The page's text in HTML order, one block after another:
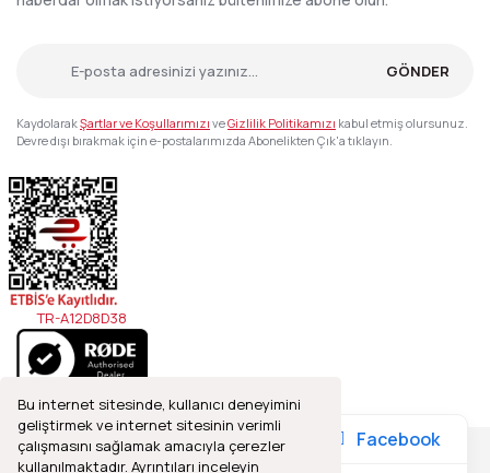
Bu internet sitesinde, kullanıcı deneyimini
geliştirmek ve internet sitesinin verimli
çalışmasını sağlamak amacıyla çerezler
kullanılmaktadır. Ayrıntıları inceleyin
GÖNDER
KaydolarakŞartlar ve Koşullarımızı veGizlilik Politikamızı kabul etmiş olursunuz.
Devre dışı bırakmak için e-postalarımızda Abonelikten Çık'a tıklayın.
TR-A12D8D38
Facebook